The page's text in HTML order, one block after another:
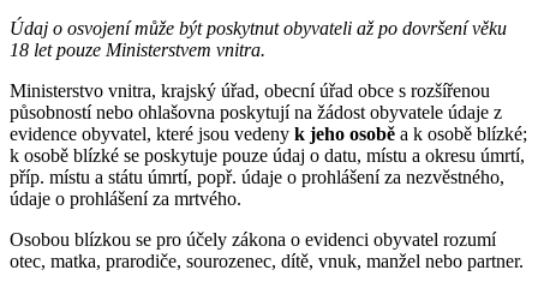
Údaj o osvojení může být poskytnut obyvateli až po dovršení věku
18 let pouze Ministerstvem vnitra.
Ministerstvo vnitra, krajský úřad, obecní úřad obce s rozšířenou
působností nebo ohlašovna poskytují na žádost obyvatele údaje z
evidence obyvatel, které jsou vedeny k jeho osobě a k osobě blízké;
k osobě blízké se poskytuje pouze údaj o datu, místu a okresu úmrtí,
příp. místu a státu úmrtí, popř. údaje o prohlášení za nezvěstného,
údaje o prohlášení za mrtvého.
Osobou blízkou se pro účely zákona o evidenci obyvatel rozumí
otec, matka, prarodiče, sourozenec, dítě, vnuk, manžel nebo partner.